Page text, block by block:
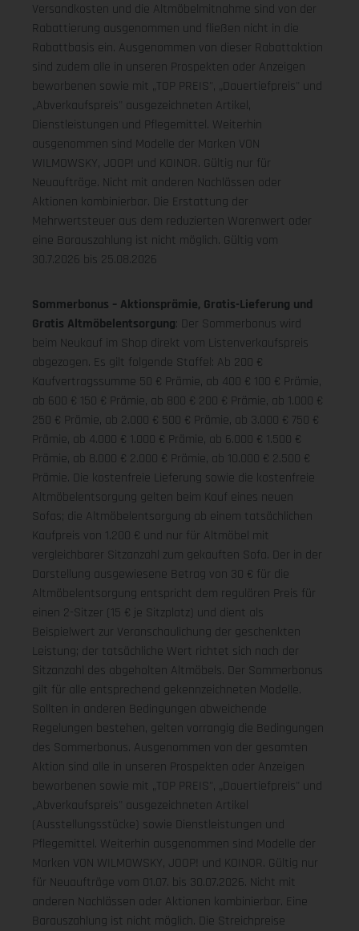
Versandkosten und die Altmöbelmitnahme sind von der
Rabattierung ausgenommen und fließen nicht in die
Rabattbasis ein. Ausgenommen von dieser Rabattaktion
sind zudem alle in unseren Prospekten oder Anzeigen
beworbenen sowie mit „TOP PREIS", „Dauertiefpreis" und
„Abverkaufspreis" ausgezeichneten Artikel,
Dienstleistungen und Pflegemittel. Weiterhin
ausgenommen sind Modelle der Marken VON
WILMOWSKY, JOOP! und KOINOR. Gültig nur für
Neuaufträge. Nicht mit anderen Nachlässen oder
Aktionen kombinierbar. Die Erstattung der
Mehrwertsteuer aus dem reduzierten Warenwert oder
eine Barauszahlung ist nicht möglich. Gültig vom
30.7.2026 bis 25.08.2026
Sommerbonus – Aktionsprämie, Gratis-Lieferung und
Gratis Altmöbelentsorgung: Der Sommerbonus wird
beim Neukauf im Shop direkt vom Listenverkaufspreis
abgezogen. Es gilt folgende Staffel: Ab 200 €
Kaufvertragssumme 50 € Prämie, ab 400 € 100 € Prämie,
ab 600 € 150 € Prämie, ab 800 € 200 € Prämie, ab 1.000 €
250 € Prämie, ab 2.000 € 500 € Prämie, ab 3.000 € 750 €
Prämie, ab 4.000 € 1.000 € Prämie, ab 6.000 € 1.500 €
Prämie, ab 8.000 € 2.000 € Prämie, ab 10.000 € 2.500 €
Prämie. Die kostenfreie Lieferung sowie die kostenfreie
Altmöbelentsorgung gelten beim Kauf eines neuen
Sofas; die Altmöbelentsorgung ab einem tatsächlichen
Kaufpreis von 1.200 € und nur für Altmöbel mit
vergleichbarer Sitzanzahl zum gekauften Sofa. Der in der
Darstellung ausgewiesene Betrag von 30 € für die
Altmöbelentsorgung entspricht dem regulären Preis für
einen 2-Sitzer (15 € je Sitzplatz) und dient als
Beispielwert zur Veranschaulichung der geschenkten
Leistung; der tatsächliche Wert richtet sich nach der
Sitzanzahl des abgeholten Altmöbels. Der Sommerbonus
gilt für alle entsprechend gekennzeichneten Modelle.
Sollten in anderen Bedingungen abweichende
Regelungen bestehen, gelten vorrangig die Bedingungen
des Sommerbonus. Ausgenommen von der gesamten
Aktion sind alle in unseren Prospekten oder Anzeigen
beworbenen sowie mit „TOP PREIS", „Dauertiefpreis" und
„Abverkaufspreis" ausgezeichneten Artikel
(Ausstellungsstücke) sowie Dienstleistungen und
Pflegemittel. Weiterhin ausgenommen sind Modelle der
Marken VON WILMOWSKY, JOOP! und KOINOR. Gültig nur
für Neuaufträge vom 01.07. bis 30.07.2026. Nicht mit
anderen Nachlässen oder Aktionen kombinierbar. Eine
Barauszahlung ist nicht möglich. Die Streichpreise